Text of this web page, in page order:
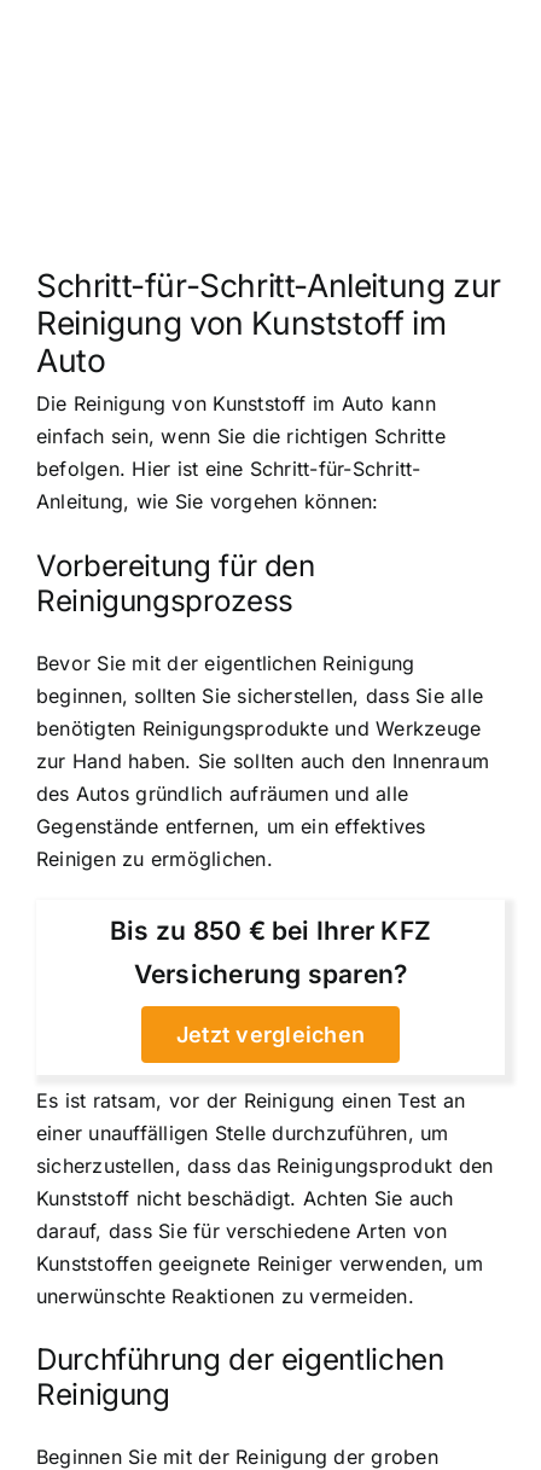
Schritt-für-Schritt-Anleitung zur
Reinigung von Kunststoff im
Auto
Die Reinigung von Kunststoff im Auto kann
einfach sein, wenn Sie die richtigen Schritte
befolgen. Hier ist eine Schritt-für-Schritt-
Anleitung, wie Sie vorgehen können:
Vorbereitung für den
Reinigungsprozess
Bevor Sie mit der eigentlichen Reinigung
beginnen, sollten Sie sicherstellen, dass Sie alle
benötigten Reinigungsprodukte und Werkzeuge
zur Hand haben. Sie sollten auch den Innenraum
des Autos gründlich aufräumen und alle
Gegenstände entfernen, um ein effektives
Reinigen zu ermöglichen.
Bis zu 850 € bei Ihrer KFZ
Versicherung sparen?
Jetzt vergleichen
Es ist ratsam, vor der Reinigung einen Test an
einer unauffälligen Stelle durchzuführen, um
sicherzustellen, dass das Reinigungsprodukt den
Kunststoff nicht beschädigt. Achten Sie auch
darauf, dass Sie für verschiedene Arten von
Kunststoffen geeignete Reiniger verwenden, um
unerwünschte Reaktionen zu vermeiden.
Durchführung der eigentlichen
Reinigung
Beginnen Sie mit der Reinigung der groben